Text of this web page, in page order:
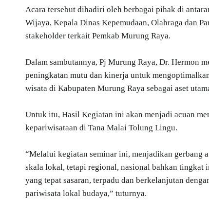
Acara tersebut dihadiri oleh berbagai pihak di
Wijaya, Kepala Dinas Kepemudaan, Olahraga dan
stakeholder terkait Pemkab Murung Raya.
Dalam sambutannya, Pj Murung Raya, Dr. Hermon
peningkatan mutu dan kinerja untuk
wisata di Kabupaten Murung Raya sebagai aset
Untuk itu, Hasil Kegiatan ini akan menjadi acuan
kepariwisataan di Tana Malai Tolung Lingu.
“Melalui kegiatan seminar ini, menjadikan gerbang
skala lokal, tetapi regional, nasional bahkan tingkat
yang tepat sasaran, terpadu dan berkelanjutan
pariwisata lokal budaya,” tuturnya.